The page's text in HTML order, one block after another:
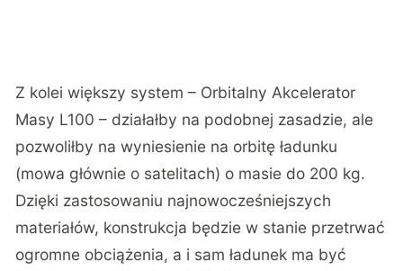
Z kolei większy system – Orbitalny Akcelerator
Masy L100 – działałby na podobnej zasadzie, ale
pozwoliłby na wyniesienie na orbitę ładunku
(mowa głównie o satelitach) o masie do 200 kg.
Dzięki zastosowaniu najnowocześniejszych
materiałów, konstrukcja będzie w stanie przetrwać
ogromne obciążenia, a i sam ładunek ma być